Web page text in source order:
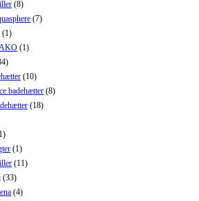
(8)
(7)
(1)
(1)
(10)
badehætter (8)
(18)
(1)
(11)
(33)
(4)